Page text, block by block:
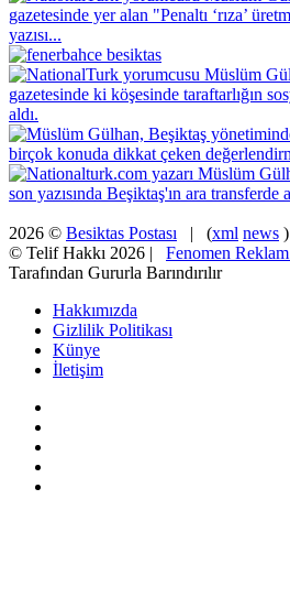
2026 © Besiktas Postası | (xml news )
© Telif Hakkı 2026 | Fenomen Reklam
Tarafından Gururla Barındırılır
Hakkımızda
Gizlilik Politikası
Künye
İletişim